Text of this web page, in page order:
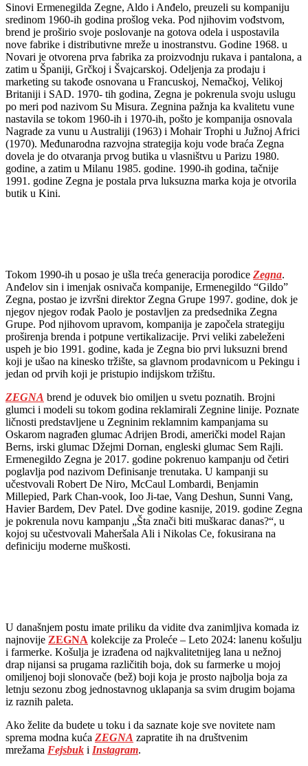
Sinovi Ermenegilda Zegne, Aldo i Anđelo, preuzeli su kompaniju
sredinom 1960-ih godina prošlog veka. Pod njihovim vođstvom,
brend je proširio svoje poslovanje na gotova odela i uspostavila
nove fabrike i distributivne mreže u inostranstvu. Godine 1968. u
Novari je otvorena prva fabrika za proizvodnju rukava i pantalona, a
zatim u Španiji, Grčkoj i Švajcarskoj. Odeljenja za prodaju i
marketing su takođe osnovana u Francuskoj, Nemačkoj, Velikoj
Britaniji i SAD. 1970- tih godina, Zegna je pokrenula svoju uslugu
po meri pod nazivom Su Misura. Zegnina pažnja ka kvalitetu vune
nastavila se tokom 1960-ih i 1970-ih, pošto je kompanija osnovala
Nagrade za vunu u Australiji (1963) i Mohair Trophi u Južnoj Africi
(1970). Međunarodna razvojna strategija koju vode braća Zegna
dovela je do otvaranja prvog butika u vlasništvu u Parizu 1980.
godine, a zatim u Milanu 1985. godine. 1990-ih godina, tačnije
1991. godine Zegna je postala prva luksuzna marka koja je otvorila
butik u Kini.
Tokom 1990-ih u posao je ušla treća generacija porodice Zegna.
Anđelov sin i imenjak osnivača kompanije, Ermenegildo “Gildo”
Zegna, postao je izvršni direktor Zegna Grupe 1997. godine, dok je
njegov njegov rođak Paolo je postavljen za predsednika Zegna
Grupe. Pod njihovom upravom, kompanija je započela strategiju
proširenja brenda i potpune vertikalizacije. Prvi veliki zabeleženi
uspeh je bio 1991. godine, kada je Zegna bio prvi luksuzni brend
koji je ušao na kinesko tržište, sa glavnom prodavnicom u Pekingu i
jedan od prvih koji je pristupio indijskom tržištu.
ZEGNA brend je oduvek bio omiljen u svetu poznatih. Brojni
glumci i modeli su tokom godina reklamirali Zegnine linije. Poznate
ličnosti predstavljene u Zegninim reklamnim kampanjama su
Oskarom nagrađen glumac Adrijen Brodi, američki model Rajan
Berns, irski glumac Džejmi Dornan, engleski glumac Sem Rajli.
Ermenegildo Zegna je 2017. godine pokrenuo kampanju od četiri
poglavlja pod nazivom Definisanje trenutaka. U kampanji su
učestvovali Robert De Niro, McCaul Lombardi, Benjamin
Millepied, Park Chan-vook, Ioo Ji-tae, Vang Deshun, Sunni Vang,
Havier Bardem, Dev Patel. Dve godine kasnije, 2019. godine Zegna
je pokrenula novu kampanju „Šta znači biti muškarac danas?“, u
kojoj su učestvovali Maheršala Ali i Nikolas Ce, fokusirana na
definiciju moderne muškosti.
U današnjem postu imate priliku da vidite dva zanimljiva komada iz
najnovije ZEGNA kolekcije za Proleće – Leto 2024: lanenu košulju
i farmerke. Košulja je izrađena od najkvalitetnijeg lana u nežnoj
drap nijansi sa prugama različitih boja, dok su farmerke u mojoj
omiljenoj boji slonovače (bež) boji koja je prosto najbolja boja za
letnju sezonu zbog jednostavnog uklapanja sa svim drugim bojama
iz raznih paleta.
Ako želite da budete u toku i da saznate koje sve novitete nam
sprema modna kuća ZEGNA zapratite ih na društvenim
mrežama Fejsbuk i Instagram.